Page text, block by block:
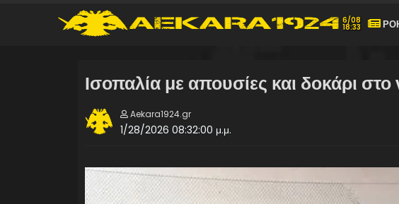
6/08
18:33
Ισοπαλία με απουσίες και δοκάρι στο
Aekara1924.gr
1/28/2026 08:32:00 μ.μ.